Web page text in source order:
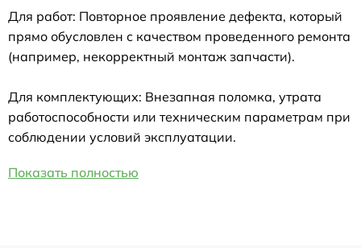
Для работ: Повторное проявление дефекта, который
прямо обусловлен с качеством проведенного ремонта
(например, некорректный монтаж запчасти).
Для комплектующих: Внезапная поломка, утрата
работоспособности или техническим параметрам при
соблюдении условий эксплуатации.
Показать полностью